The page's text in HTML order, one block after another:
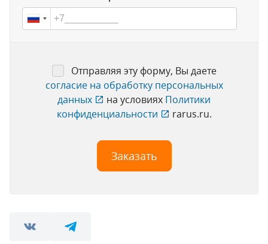
Отправляя эту форму, Вы даете
согласие на обработку персональных
данных
на условиях Политики
конфиденциальности
rarus.ru.